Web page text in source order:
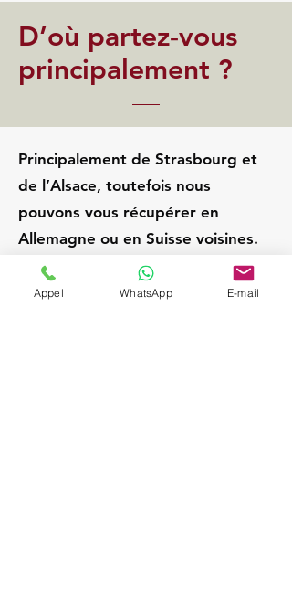
D’où partez‑vous
principalement ?
Principalement de Strasbourg et
de l’Alsace, toutefois nous
pouvons vous récupérer en
Allemagne ou en Suisse voisines.
Gengenbach
Appel WhatsApp E-mail